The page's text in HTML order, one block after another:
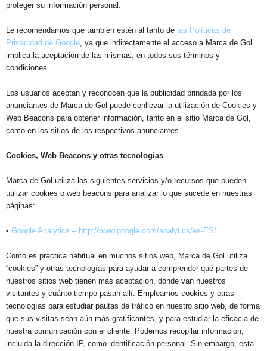
proteger su información personal.
Le recomendamos que también estén al tanto de las Políticas de
Privacidad de Google, ya que indirectamente el acceso a Marca de Gol
implica la aceptación de las mismas, en todos sus términos y
condiciones.
Los usuarios aceptan y reconocen que la publicidad brindada por los
anunciantes de Marca de Gol puede conllevar la utilización de Cookies y
Web Beacons para obtener información, tanto en el sitio Marca de Gol,
como en los sitios de los respectivos anunciantes.
Cookies, Web Beacons y otras tecnologías
Marca de Gol utiliza los siguientes servicios y/o recursos que pueden
utilizar cookies o web beacons para analizar lo que sucede en nuestras
páginas:
• Google Analytics – http://www.google.com/analytics/es-ES/
Como es práctica habitual en muchos sitios web, Marca de Gol utiliza
“cookies” y otras tecnologías para ayudar a comprender qué partes de
nuestros sitios web tienen más aceptación, dónde van nuestros
visitantes y cuánto tiempo pasan allí. Empleamos cookies y otras
tecnologías para estudiar pautas de tráfico en nuestro sitio web, de forma
que sus visitas sean aún más gratificantes, y para estudiar la eficacia de
nuestra comunicación con el cliente. Podemos recopilar información,
incluida la dirección IP, como identificación personal. Sin embargo, esta